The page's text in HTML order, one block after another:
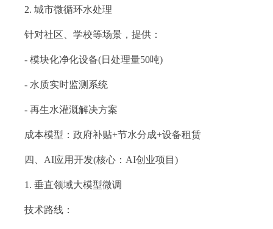
2. 城市微循环水处理
针对社区、学校等场景，提供：
- 模块化净化设备(日处理量50吨)
- 水质实时监测系统
- 再生水灌溉解决方案
成本模型：政府补贴+节水分成+设备租赁
四、AI应用开发(核心：AI创业项目)
1. 垂直领域大模型微调
技术路线：